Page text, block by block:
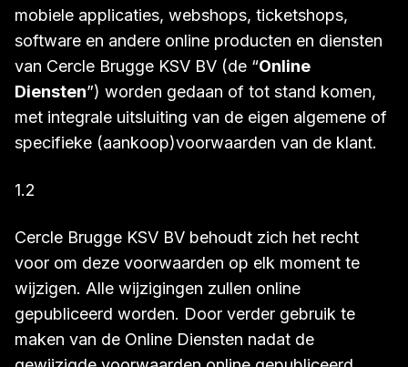
mobiele applicaties, webshops, ticketshops,
software en andere online producten en diensten
van Cercle Brugge KSV BV (de “Online
Diensten”) worden gedaan of tot stand komen,
met integrale uitsluiting van de eigen algemene of
specifieke (aankoop)voorwaarden van de klant.
1.2
Cercle Brugge KSV BV behoudt zich het recht
voor om deze voorwaarden op elk moment te
wijzigen. Alle wijzigingen zullen online
gepubliceerd worden. Door verder gebruik te
maken van de Online Diensten nadat de